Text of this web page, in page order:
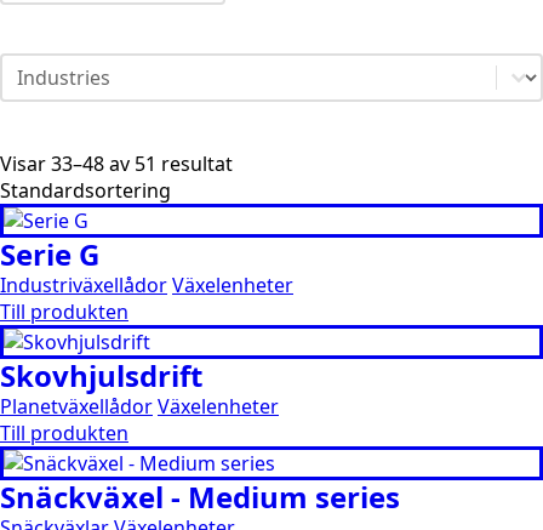
industries category facet - mobile
Select content
Visar 33–48 av 51 resultat
Serie G
IndustriväxellådorVäxelenheter
Till produkten
Skovhjulsdrift
PlanetväxellådorVäxelenheter
Till produkten
Snäckväxel - Medium series